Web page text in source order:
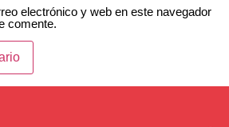
electrónico y web en este navegador
comente.